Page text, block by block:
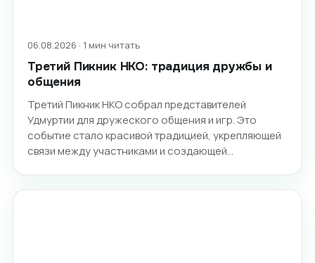
06.08.2026 · 1 мин читать
Третий Пикник НКО: традиция дружбы и
общения
Третий Пикник НКО собрал представителей
Удмуртии для дружеского общения и игр. Это
событие стало красивой традицией, укрепляющей
связи между участниками и создающей…